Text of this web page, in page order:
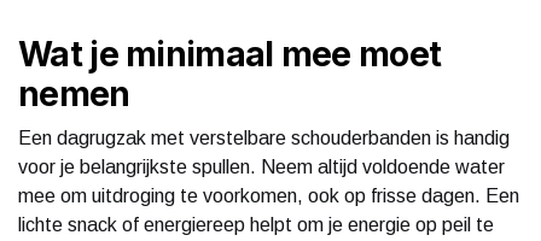
Wat je minimaal mee moet
nemen
Een dagrugzak met verstelbare schouderbanden is handig
voor je belangrijkste spullen. Neem altijd voldoende water
mee om uitdroging te voorkomen, ook op frisse dagen. Een
lichte snack of energiereep helpt om je energie op peil te